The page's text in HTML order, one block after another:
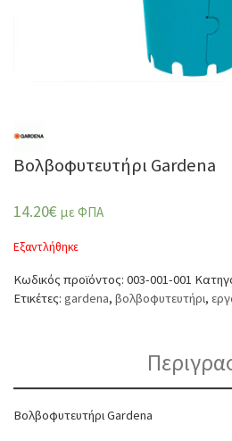
Βολβοφυτευτήρι Gardena
14.20€ με ΦΠΑ
Εξαντλήθηκε
Κωδικός προϊόντος: 003-001-001
Ετικέτες: gardena, βολβοφυτευτήρι,
Βολβοφυτευτήρι Gardena